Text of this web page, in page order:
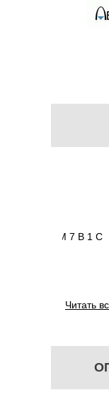
7 В 1 С
Читать